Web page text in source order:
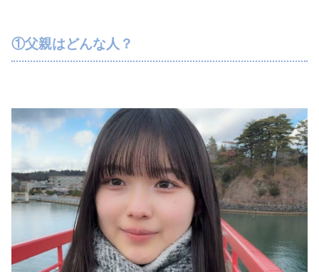
①父親はどんな人？